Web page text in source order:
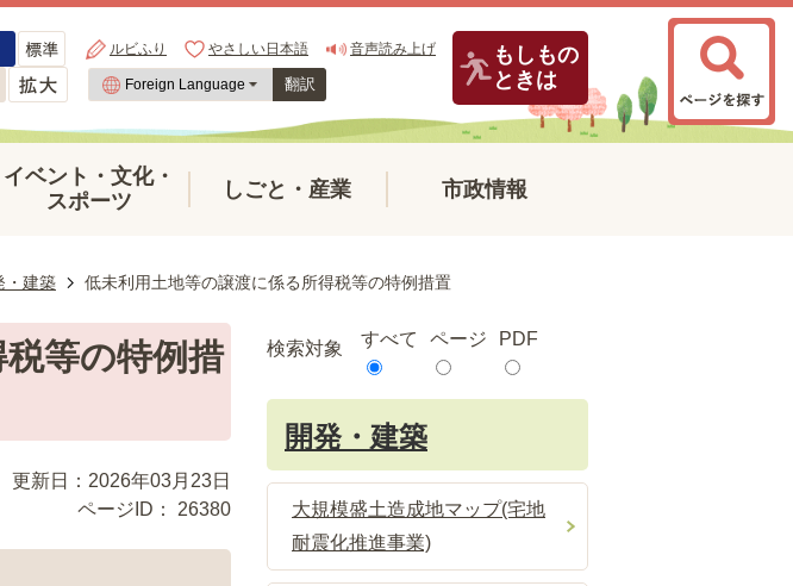
ルビふり やさしい日本語 音声読み上げ
翻訳
もしもの
ときは
イベント・文化・
スポーツ
しごと・産業 市政情報
・建築 低未利用土地等の譲渡に係る所得税等の特例措置
等の特例措
更新日：2026年03月23日
ページID：
26380
検索対象 すべて ページ PDF
開発・建築
大規模盛土造成地マップ(宅地
耐震化推進事業)